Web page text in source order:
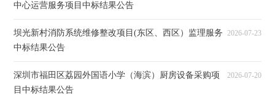
中心运营服务项目中标结果公告
坝光新村消防系统维修整改项目(东区、西区）监理服务
中标结果公告
2026-07-23
深圳市福田区荔园外国语小学（海滨）厨房设备采购项
目中标结果公告
2026-07-20